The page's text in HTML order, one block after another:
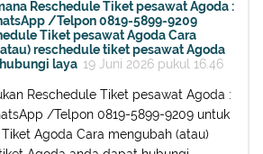
Reschedule Tiket pesawat Agoda :
/Telpon 0819-5899-9209
Tiket pesawat Agoda Cara
reschedule tiket pesawat Agoda
laya 19 Juni 2026 pukul 16.46
Reschedule Tiket pesawat Agoda :
/Telpon 0819-5899-9209 untuk
Agoda Cara mengubah (atau)